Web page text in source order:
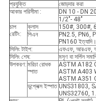
প্রযুক্তি
জোড়দার করা
আকার পরিসীমা :
DN 10 - DN
1/2"- 48"
চাপ
রেটিং:
ক্লাস
150#, 300#,
পিএন
PN2.5, PN6,
PN160 ইত্যাদি।
সিলিং টাইপ:
এফএফ, আরএফ,
সিলিং শেষ:
মসৃণ বা সর্পিল
উপকরণ: মরিচা রোধক
স্পাত
ASTM A182
ASTM A403
ASTM A351
ডুপ্লেক্স ইস্পাত UNS31803,
UNS32760,